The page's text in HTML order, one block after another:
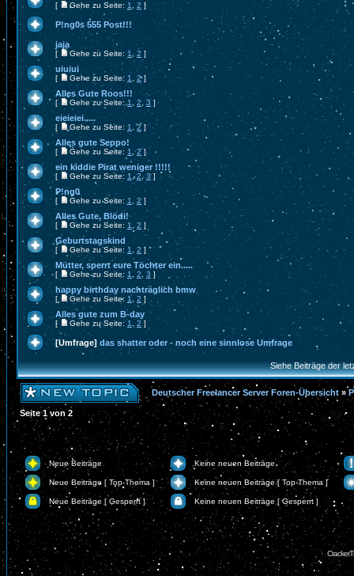
[ Gehe zu Seite: 1 2 ]
P!ng0s 555 Post!!!
jaja
[ Gehe zu Seite: 1, 2 ]
uiuiui
[ Gehe zu Seite: 1 2]
Alles Gute Roos!!!
[ Gehe zu Seite:1 2 3 ]
eieieiei.....
[ Gehe zu Seite:1 ,2 ]
Alles gute Seppo!
[ Gehe zu Seite: 1 ,2]
ein kiddie Pirat weniger !!!!!
[ Gehe zu Seite: 1 ,2 ,3]
P!ng0
[ Gehe zu Seite: 1 2]
Alles Gute, Blödi!
[ Gehe zu Seite: 1 ,2 ]
Geburtstagskind
[ Gehe zu Seite: 1 2 ]
Mütter, sperrt eure Töchter ein.....
[ Gehe zu Seite: 1 2 3 ]
happy birthday nachträglich bmw
[ Gehe zu Seite: 1 2 ]
Alles gute zum B-day
[ Gehe zu Seite: 1 2]
[Umfrage] das shatter oder - noch eine sinnlose Umfrage
Siehe Beiträge der
Deutscher Freelancer Server Foren-Übersicht »
Seite1von 2
Neue Beiträge Keine neuen Beiträge
Neue Beiträge [ Top-Thema ] Keine neuen Beiträge [ Top-Thema ]
Neue Beiträge [ Gesperrt ] Keine neuen Beiträge [ Gesperrt ]